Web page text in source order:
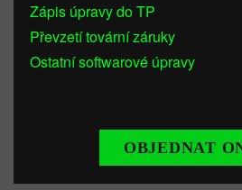
Zápis úpravy do TP
Převzetí tovární záruky
Ostatní softwarové úpravy
OBJEDNAT